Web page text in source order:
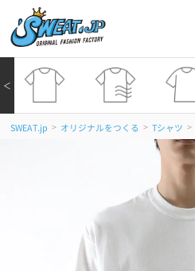
＜
SWEAT.jp > オリジナルをつくる > Tシャツ >